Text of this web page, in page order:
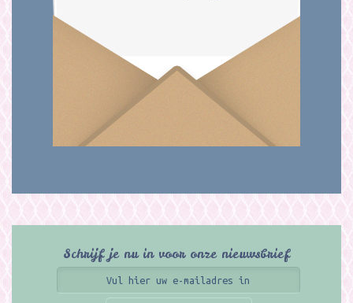
Schrijf je nu in voor onze nieuwsbrief